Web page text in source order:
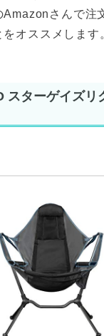
Amazonさんで注
オススメします
スターゲイズリ